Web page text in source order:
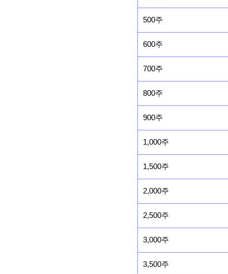
500주
600주
700주
800주
900주
1,000주
1,500주
2,000주
2,500주
3,000주
3,500주